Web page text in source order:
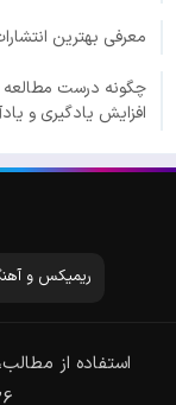
معرفی بهترین
چگونه درست مطالعه
افزایش یادگیری و
ریمیکس و